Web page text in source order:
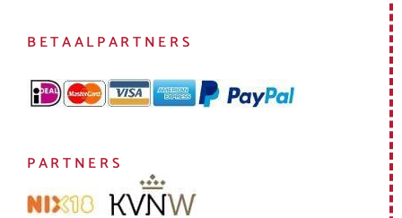
BETAALPARTNERS
PARTNERS